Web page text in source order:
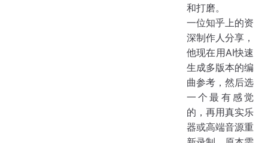
和打磨。
一位知乎上的资
深制作人分享，
他现在用AI快速
生成多版本的编
曲参考，然后选
一个最有感觉
的，再用真实乐
器或高端音源重